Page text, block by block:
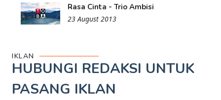
Rasa Cinta - Trio Ambisi
23 August 2013
IKLAN
HUBUNGI REDAKSI UNTUK
PASANG IKLAN